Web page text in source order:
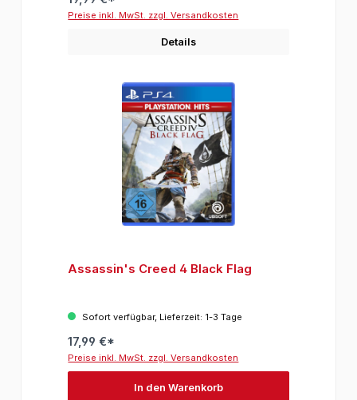
Preise inkl. MwSt. zzgl. Versandkosten
Details
Assassin's Creed 4 Black Flag
Sofort verfügbar, Lieferzeit: 1-3 Tage
17,99 €*
Preise inkl. MwSt. zzgl. Versandkosten
In den Warenkorb